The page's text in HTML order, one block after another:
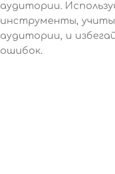
аудитории.
инструменты,
аудитории, и
ошибок.